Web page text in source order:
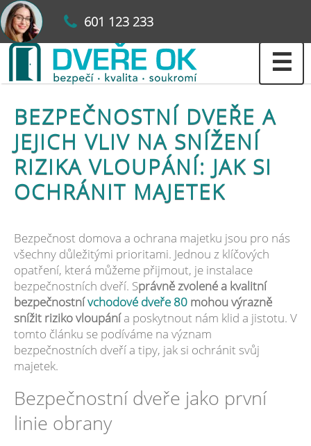
601 123 233
☰
BEZPEČNOSTNÍ DVEŘE A
JEJICH VLIV NA SNÍŽENÍ
RIZIKA VLOUPÁNÍ: JAK SI
OCHRÁNIT MAJETEK
Bezpečnost domova a ochrana majetku jsou pro nás
všechny důležitými prioritami. Jednou z klíčových
opatření, která můžeme přijmout, je instalace
bezpečnostních dveří. Správně zvolené a kvalitní
bezpečnostnívchodové dveře 80 mohou výrazně
snížit riziko vloupánía poskytnout nám klid a jistotu. V
tomto článku se podíváme na význam
bezpečnostních dveří a tipy, jak si ochránit svůj
majetek.
Bezpečnostní dveře jako první
linie obrany